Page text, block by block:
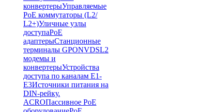
конвертерыУправляемые
PoE коммутаторы (L2/
L2+)Уличные узлы
доступаPoE
адаптерыСтанционные
терминалы GPONVDSL2
модемы и
конвертерыУстройства
доступа по каналам E1-
E3Источники питания на
DIN-рейку.
ACROПассивное PoE